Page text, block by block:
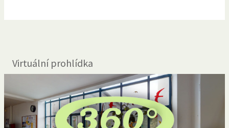
Virtuální prohlídka